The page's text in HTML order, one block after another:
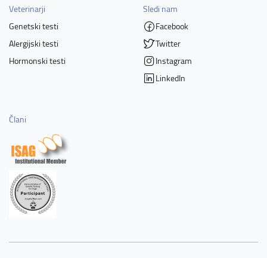
Veterinarji
Genetski testi
Alergijski testi
Hormonski testi
Sledi nam
Facebook
Twitter
Instagram
LinkedIn
Člani